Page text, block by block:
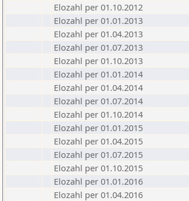
Elozahl per 01.10.2012
Elozahl per 01.01.2013
Elozahl per 01.04.2013
Elozahl per 01.07.2013
Elozahl per 01.10.2013
Elozahl per 01.01.2014
Elozahl per 01.04.2014
Elozahl per 01.07.2014
Elozahl per 01.10.2014
Elozahl per 01.01.2015
Elozahl per 01.04.2015
Elozahl per 01.07.2015
Elozahl per 01.10.2015
Elozahl per 01.01.2016
Elozahl per 01.04.2016